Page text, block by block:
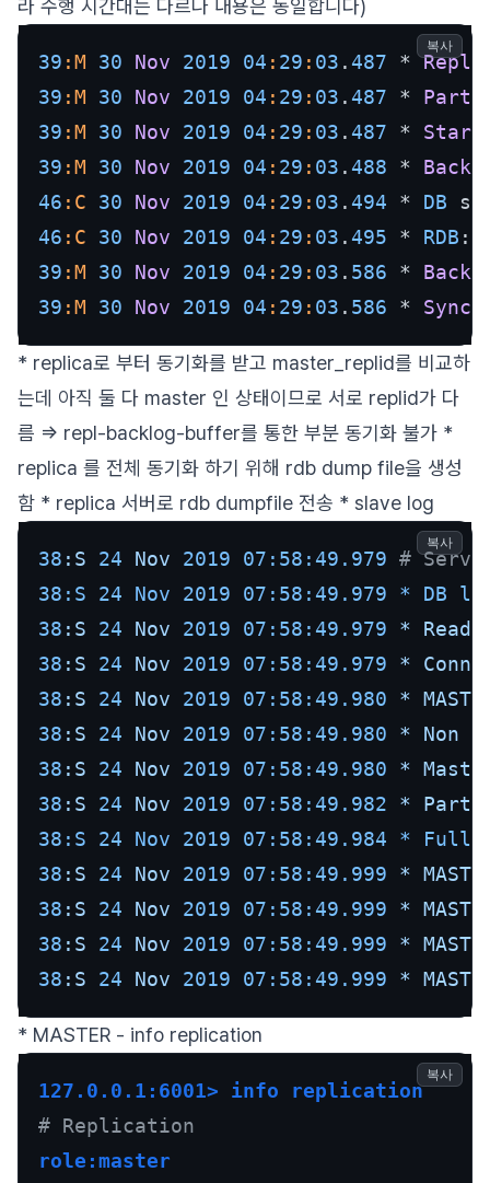
라 수행 시간대는 다르나 내용은 동일합니다)
39 :M 30 Nov 2019 04 : 29 : 03 .487 *
39 :M 30 Nov 2019 04 : 29 : 03 .487 *
39 :M 30 Nov 2019 04 : 29 : 03 .487 *
39 :M 30 Nov 2019 04 : 29 : 03 .488 *
46 :C 30 Nov 2019 04 : 29 : 03 .494 * DB
46 :C 30 Nov 2019 04 : 29 : 03 .495 * RDB :
39 :M 30 Nov 2019 04 : 29 : 03 . 586 *
39 :M 30 Nov 2019 04 : 29 : 03 . 586 *
복사
* replica로 부터 동기화를 받고 master_replid를 비교하
는데 아직 둘 다 master 인 상태이므로 서로 replid가 다
름 => repl-backlog-buffer를 통한 부분 동기화 불가 *
replica 를 전체 동기화 하기 위해 rdb dump file을 생성
함 * replica 서버로 rdb dumpfile 전송 * slave log
38 :S 24 Nov 2019 07:58:49.979 #
38:S 24 Nov 2019 07:58:49.979 * DB
38 :S 24 Nov 2019 07:58:49.979 *
Ready
38 :S 24 Nov 2019 07:58:49.979 *
38 :S 24 Nov 2019 07:58:49.980 *
38 :S 24 Nov 2019 07:58:49.980 * Non
38 :S 24 Nov 2019 07:58:49.980 *
38 :S 24 Nov 2019 07:58:49.982 *
38:S 24 Nov 2019 07:58:49.984 * Full
38 :S 24 Nov 2019 07:58:49.999 *
38 :S 24 Nov 2019 07:58:49.999 *
38 :S 24 Nov 2019 07:58:49.999 *
38 :S 24 Nov 2019 07:58:49.999 *
복사
* MASTER - info replication
127.0.0.1:6001> info replication
# Replication
role:master
복사